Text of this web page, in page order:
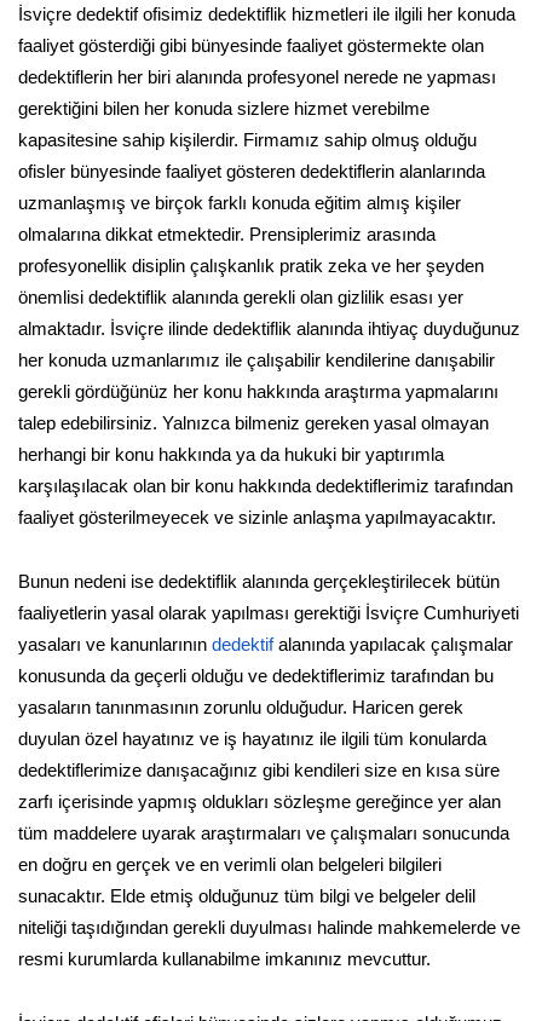
İsviçre dedektif ofisimiz dedektiflik hizmetleri ile ilgili her konuda
faaliyet gösterdiği gibi bünyesinde faaliyet göstermekte olan
dedektiflerin her biri alanında profesyonel nerede ne yapması
gerektiğini bilen her konuda sizlere hizmet verebilme
kapasitesine sahip kişilerdir. Firmamız sahip olmuş olduğu
ofisler bünyesinde faaliyet gösteren dedektiflerin alanlarında
uzmanlaşmış ve birçok farklı konuda eğitim almış kişiler
olmalarına dikkat etmektedir. Prensiplerimiz arasında
profesyonellik disiplin çalışkanlık pratik zeka ve her şeyden
önemlisi dedektiflik alanında gerekli olan gizlilik esası yer
almaktadır. İsviçre ilinde dedektiflik alanında ihtiyaç duyduğunuz
her konuda uzmanlarımız ile çalışabilir kendilerine danışabilir
gerekli gördüğünüz her konu hakkında araştırma yapmalarını
talep edebilirsiniz. Yalnızca bilmeniz gereken yasal olmayan
herhangi bir konu hakkında ya da hukuki bir yaptırımla
karşılaşılacak olan bir konu hakkında dedektiflerimiz tarafından
faaliyet gösterilmeyecek ve sizinle anlaşma yapılmayacaktır.
Bunun nedeni ise dedektiflik alanında gerçekleştirilecek bütün
faaliyetlerin yasal olarak yapılması gerektiği İsviçre Cumhuriyeti
yasaları ve kanunlarının dedektifalanında yapılacak çalışmalar
konusunda da geçerli olduğu ve dedektiflerimiz tarafından bu
yasaların tanınmasının zorunlu olduğudur. Haricen gerek
duyulan özel hayatınız ve iş hayatınız ile ilgili tüm konularda
dedektiflerimize danışacağınız gibi kendileri size en kısa süre
zarfı içerisinde yapmış oldukları sözleşme gereğince yer alan
tüm maddelere uyarak araştırmaları ve çalışmaları sonucunda
en doğru en gerçek ve en verimli olan belgeleri bilgileri
sunacaktır. Elde etmiş olduğunuz tüm bilgi ve belgeler delil
niteliği taşıdığından gerekli duyulması halinde mahkemelerde ve
resmi kurumlarda kullanabilme imkanınız mevcuttur.